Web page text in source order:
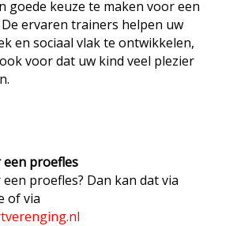
goede keuze te maken voor een
ervaren trainers helpen uw
en sociaal vlak te ontwikkelen,
voor dat uw kind veel plezier
een proefles
proefles? Dan kan dat via
of via